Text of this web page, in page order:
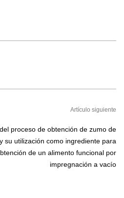
Artículo siguiente
proceso de obtención de zumo de
su utilización como ingrediente para
de un alimento funcional por
impregnación a vacío